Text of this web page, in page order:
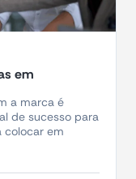
em
a marca é
de sucesso para
colocar em